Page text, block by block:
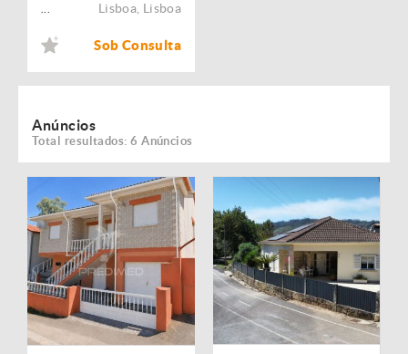
Lisboa Lisboa
Sob Consulta
Anúncios
Total resultados: 6 Anúncios